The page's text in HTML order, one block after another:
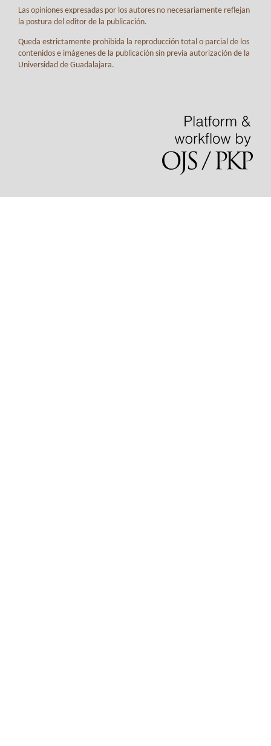
Las opiniones expresadas por los autores no necesariamente reflejan
la postura del editor de la publicación.
Queda estrictamente prohibida la reproducción total o parcial de los
contenidos e imágenes de la publicación sin previa autorización de la
Universidad de Guadalajara.